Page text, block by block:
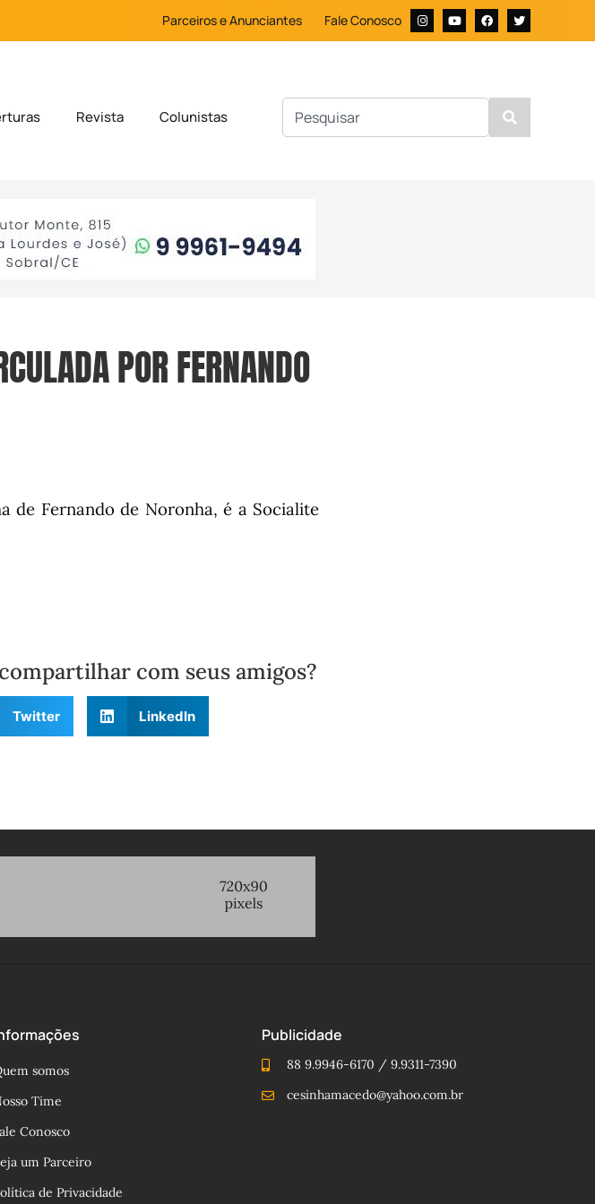
Parceiros e Anunciantes Fale Conosco
Revista Colunistas
POR FERNANDO
de Fernando de Noronha, é a Socialite
com seus amigos?
Twitter LinkedIn
somos
Time
Conosco
um Parceiro
de Privacidade
Publicidade
88 9.9946-6170 / 9.9311-7390
cesinhamacedo@yahoo.com.br